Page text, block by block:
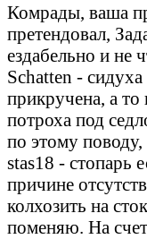
Комрады, ваша
претендовал,
ездабельно и не
Schatten -
прикручена, а то
потроха под
по этому
stas18 - стопарь
причине
колхозить на
поменяю. На